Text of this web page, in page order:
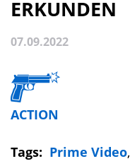
ERKUNDEN
07.09.2022
ACTION
Tags: Prime Video,